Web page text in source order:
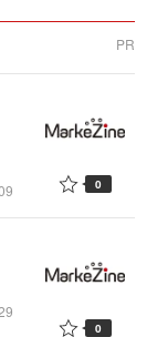
PR
0
0